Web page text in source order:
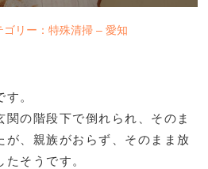
ゴリー：特殊清掃 – 愛知
。
関の階段下で倒れられ、そのま
が、親族がおらず、そのまま放
そうです。